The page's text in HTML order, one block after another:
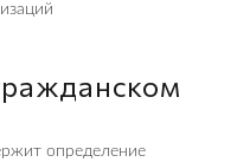
определение